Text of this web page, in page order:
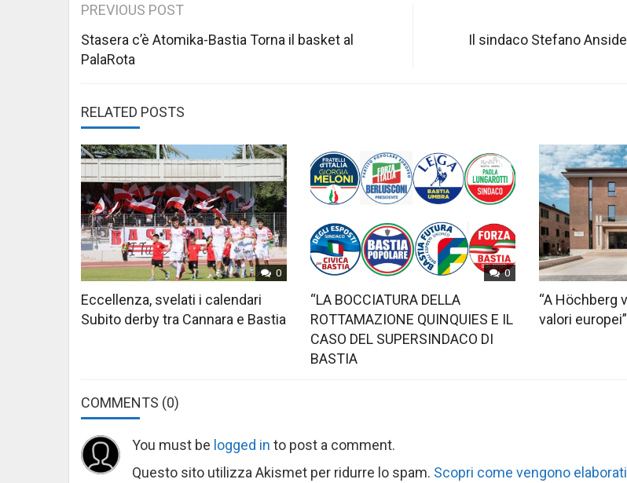
Post
navigation
PREVIOUS POST
Stasera c’è Atomika-Bastia Torna il basket al
PalaRota
Il sindaco Stefano
RELATED POSTS
0
Eccellenza, svelati i calendari
Subito derby tra Cannara e Bastia
0
“LA BOCCIATURA DELLA
ROTTAMAZIONE QUINQUIES E IL
CASO DEL SUPERSINDACO DI
BASTIA
“A Höchberg
valori europei”
COMMENTS (0)
You must be logged in to post a comment.
Questo sito utilizza Akismet per ridurre lo spam. Scopri come vengono